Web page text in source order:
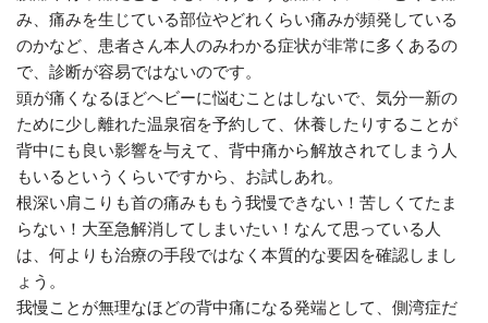
み、痛みを生じている部位やどれくらい痛みが頻発している
のかなど、患者さん本人のみわかる症状が非常に多くあるの
で、診断が容易ではないのです。
頭が痛くなるほどヘビーに悩むことはしないで、気分一新の
ために少し離れた温泉宿を予約して、休養したりすることが
背中にも良い影響を与えて、背中痛から解放されてしまう人
もいるというくらいですから、お試しあれ。
根深い肩こりも首の痛みももう我慢できない！苦しくてたま
らない！大至急解消してしまいたい！なんて思っている人
は、何よりも治療の手段ではなく本質的な要因を確認しまし
ょう。
我慢ことが無理なほどの背中痛になる発端として、側湾症だ